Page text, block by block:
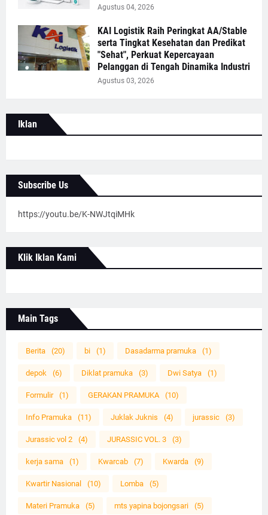
Agustus 04, 2026
KAI Logistik Raih Peringkat AA/Stable
serta Tingkat Kesehatan dan Predikat
"Sehat", Perkuat Kepercayaan
Pelanggan di Tengah Dinamika Industri
Agustus 03, 2026
Iklan
Subscribe Us
https://youtu.be/K-NWJtqiMHk
Klik Iklan Kami
Main Tags
Berita (20) bi (1) Dasadarma pramuka (1)
depok (6) Diklat pramuka (3) Dwi Satya (1)
Formulir (1) GERAKAN PRAMUKA (10)
Info Pramuka (11) Juklak Juknis (4) jurassic (3)
Jurassic vol 2 (4) JURASSIC VOL. 3 (3)
kerja sama (1) Kwarcab (7) Kwarda (9)
Kwartir Nasional (10) Lomba (5)
Materi Pramuka (5) mts yapina bojongsari (5)